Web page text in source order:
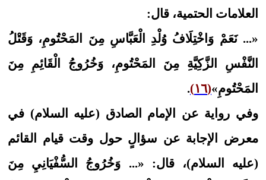
العلامات الحتمية، قال:
«... نَعَمْ وَاخْتِلَافُ‏ وُلْدِ الْعَبَّاسِ‏ مِنَ المَحْتُومِ، وَقَتْلُ
النَّفْسِ الزَّكِيَّةِ مِنَ المَحْتُومِ، وَخُرُوجُ الْقَائِمِ مِنَ
المَحْتُومِ»(١٦)
.
وفي رواية عن الإمام الصادق (عليه السلام) في
معرض الإجابة عن سؤالٍ حول وقت قيام القائم
(عليه السلام)، قال: «... وَخُرُوجُ‏ السُّفْيَانِيِ‏ مِنَ‏